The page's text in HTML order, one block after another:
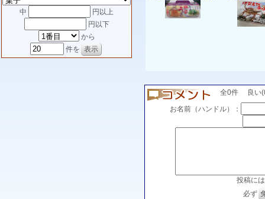
中
円以上
円以下
から
件を
全0件 良い
お名前（ハンドル）：
投稿に
必ず